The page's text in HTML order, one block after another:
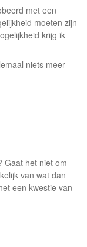
met een
moeten zijn
krijg ik
niets meer
Gaat het niet om
van wat dan
een kwestie van